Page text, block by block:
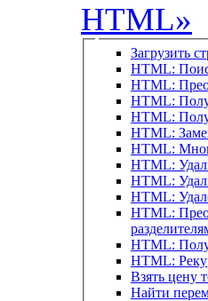
HTML»
Загрузить
HTML:
HTML:
HTML:
HTML:
HTML:
HTML:
HTML:
HTML:
HTML:
HTML:
HTML:
HTML:
Взять цену
Найти